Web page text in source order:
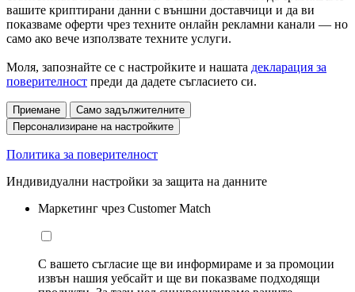
вашите криптирани данни с външни доставчици и да ви
показваме оферти чрез техните онлайн рекламни канали — но
само ако вече използвате техните услуги.
Моля, запознайте се с настройките и нашата декларация за
поверителност преди да дадете съгласието си.
Приемане
Само задължителните
Персонализиране на настройките
Политика за поверителност
Индивидуални настройки за защита на данните
Маркетинг чрез Customer Match
С вашето съгласие ще ви информираме и за промоции
извън нашия уебсайт и ще ви показваме подходящи